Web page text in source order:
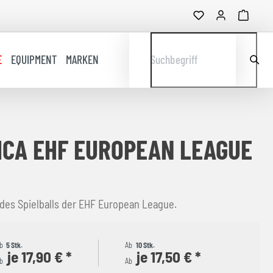
EQUIPMENT MARKEN Suchbegriff
EHF EUROPEAN LEAGUE
Spielballs der EHF European League.
5 Stk.
je 17,90 € *
Ab 10 Stk.
Ab je 17,50 € *